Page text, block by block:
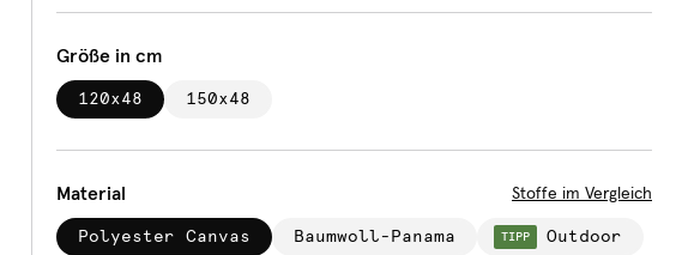
Größe in cm
120x48 150x48
Material Stoffe im Vergleich
Polyester Canvas Baumwoll-Panama TIPP Outdoor